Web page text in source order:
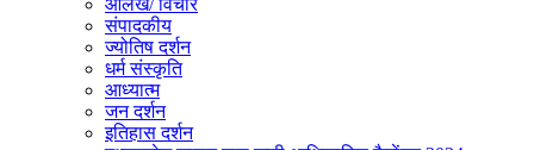
संपादकीय
ज्योतिष दर्शन
धर्म संस्कृति
आध्यात्म
जन दर्शन
इतिहास दर्शन